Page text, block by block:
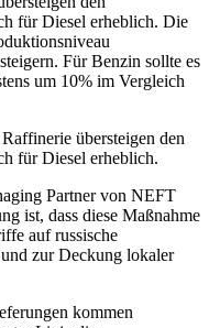
für Diesel erheblich. Die
Für Benzin sollte es
um 10% im Vergleich
übersteigen den
für Diesel erheblich.
Partner von NEFT
ist, dass diese Maßnahme
auf russische
zur Deckung lokaler
kommen